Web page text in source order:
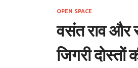
OPEN SPACE
वसंत राव और
जिगरी दोस्तों